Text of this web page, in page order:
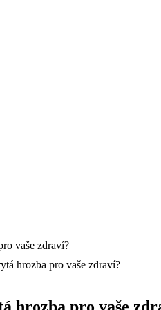
hrozba pro vaše zdraví?